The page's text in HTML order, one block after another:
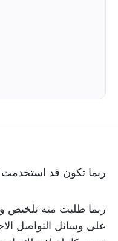
ربما تكون قد استخدمت ChatGPT في مهامك اليومية.
ربما طلبت منه تلخيص
على وسائل التواصل